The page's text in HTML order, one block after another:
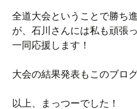
全道大会ということで勝ち
が、石川さんには私も頑張
一同応援します！
大会の結果発表もこのブロ
以上、まっつーでした！